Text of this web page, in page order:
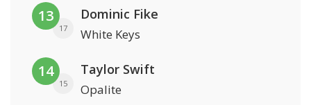
13
17
Dominic Fike
White Keys
14
15
Taylor Swift
Opalite